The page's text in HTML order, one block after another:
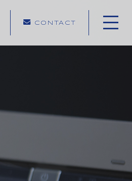
CONTACT
採用情報